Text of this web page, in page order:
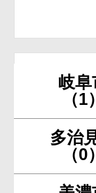
岐阜
（1）
多治
（0）